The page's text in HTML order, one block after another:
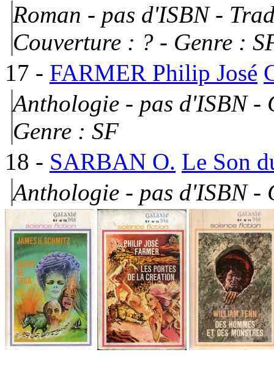
Roman - pas d'ISBN -
Couverture : ? - Genre :
17 - FARMER Philip José
Anthologie - pas d'ISBN -
Genre : SF
18 - SARBAN O. Le Son
Anthologie - pas d'ISBN -